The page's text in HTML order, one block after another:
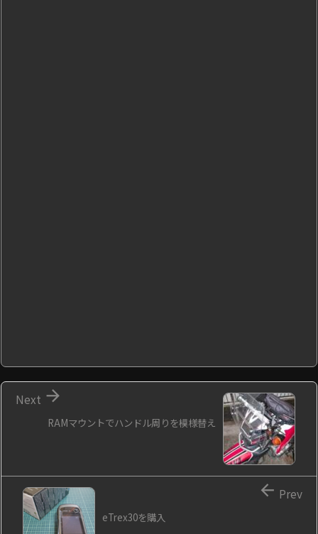
RAMマウントでハンドル周りを模様替え

Next
eTrex30を購入
 Prev